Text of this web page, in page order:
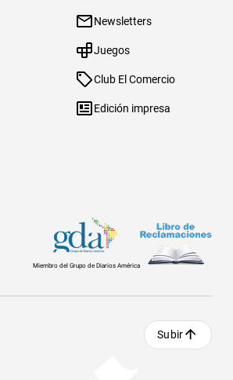
Newsletters
Juegos
Club El Comercio
Edición impresa
Miembro del Grupo de Diarios América
Subir